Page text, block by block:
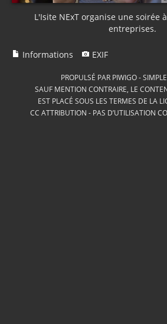
L'Isite NExT organise une soirée
entreprises.
Informations EXIF
PROPULSÉ PAR PIWIGO-
SAUF MENTION CONTRAIRE, LE
EST PLACÉ SOUS LES TERMES DE LA
CC ATTRIBUTION - PAS D’UTILISATION